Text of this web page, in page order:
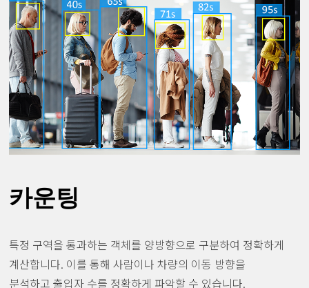
카운팅
특정 구역을 통과하는 객체를 양방향으로 구분하여 정확하게
계산합니다. 이를 통해 사람이나 차량의 이동 방향을
분석하고 출입자 수를 정확하게 파악할 수 있습니다.